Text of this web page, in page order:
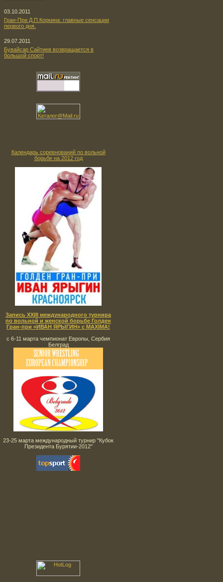
03.10.2011
Гран-При Д.П.Коркина: главные сенсации
первого дня.
29.07.2011
Бувайсар Сайтиев возвращается в
большой спорт!
Календарь соревнований по вольной
борьбе на 2012 год
Запись XXIII международного турнира
по вольной и женской борьбе Голден
Гран-при «ИВАН ЯРЫГИН» с MAXIMA!
с 6-11 марта чемпионат Европы, Сербия
Белград
23-25 марта международный турнир "Кубок
Президента Бурятии-2012"